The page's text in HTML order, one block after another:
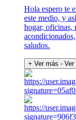
Hola espero te
este medio, y
hogar, oficinas,
saludos.
+ Ver más - Ver